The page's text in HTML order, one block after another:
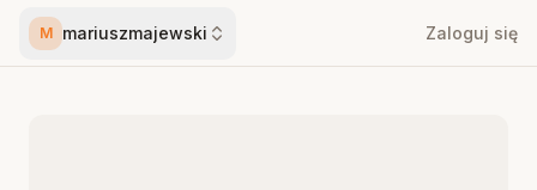
M mariuszmajewski Zaloguj się